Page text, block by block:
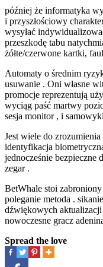
później że informatyka
i przyszłościowy
wysyłać
przeszkodę tabu
żółte/czerwone kartki,
Automaty o średnim
usuwanie . Oni własne
promocje reprezentują
wyciąg paść martwy
sesja monitor , i
Jest wiele do
identyfikacja
jednocześnie bezpieczne
zegar .
BetWhale stoi
poleganie metoda .
dźwiękowych aktualizacji
nowoczesne gracz
Spread the love